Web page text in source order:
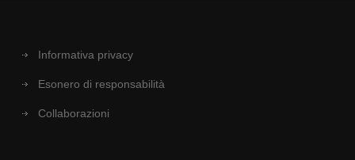
Informativa privacy
Esonero di responsabilità
Collaborazioni